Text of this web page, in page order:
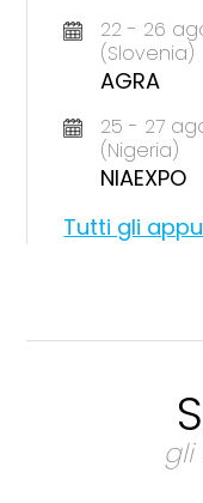
22 - 26
(Slovenia)
AGRA
25 - 27
(Nigeria)
NIAEXPO
Tutti gli
gli